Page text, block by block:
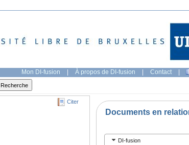
Mon DI-fusion | À propos de DI-fusion | Contact |
Citer
Documents en
DI-fusion